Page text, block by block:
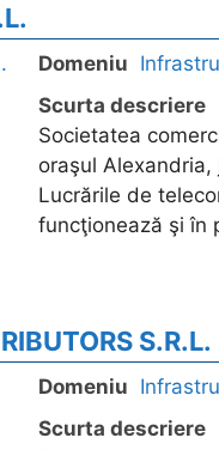
Domeniu
Scurta descriere
Societatea
oraşul
Lucrările de
funcţionează şi în
S.R.L.
Domeniu
Scurta descriere